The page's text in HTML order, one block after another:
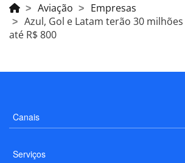
Aviação
Empresas
Azul, Gol e Latam terão 30
até R$ 800
Canais
Serviços